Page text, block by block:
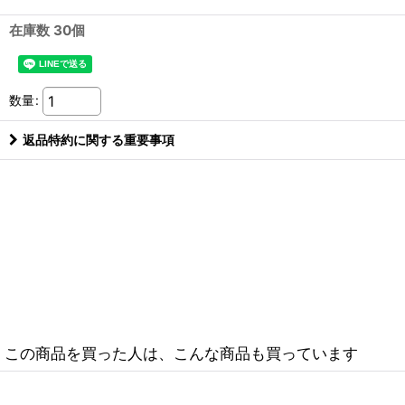
在庫数 30個
数量:
返品特約に関する重要事項
この商品を買った人は、こんな商品も買っています